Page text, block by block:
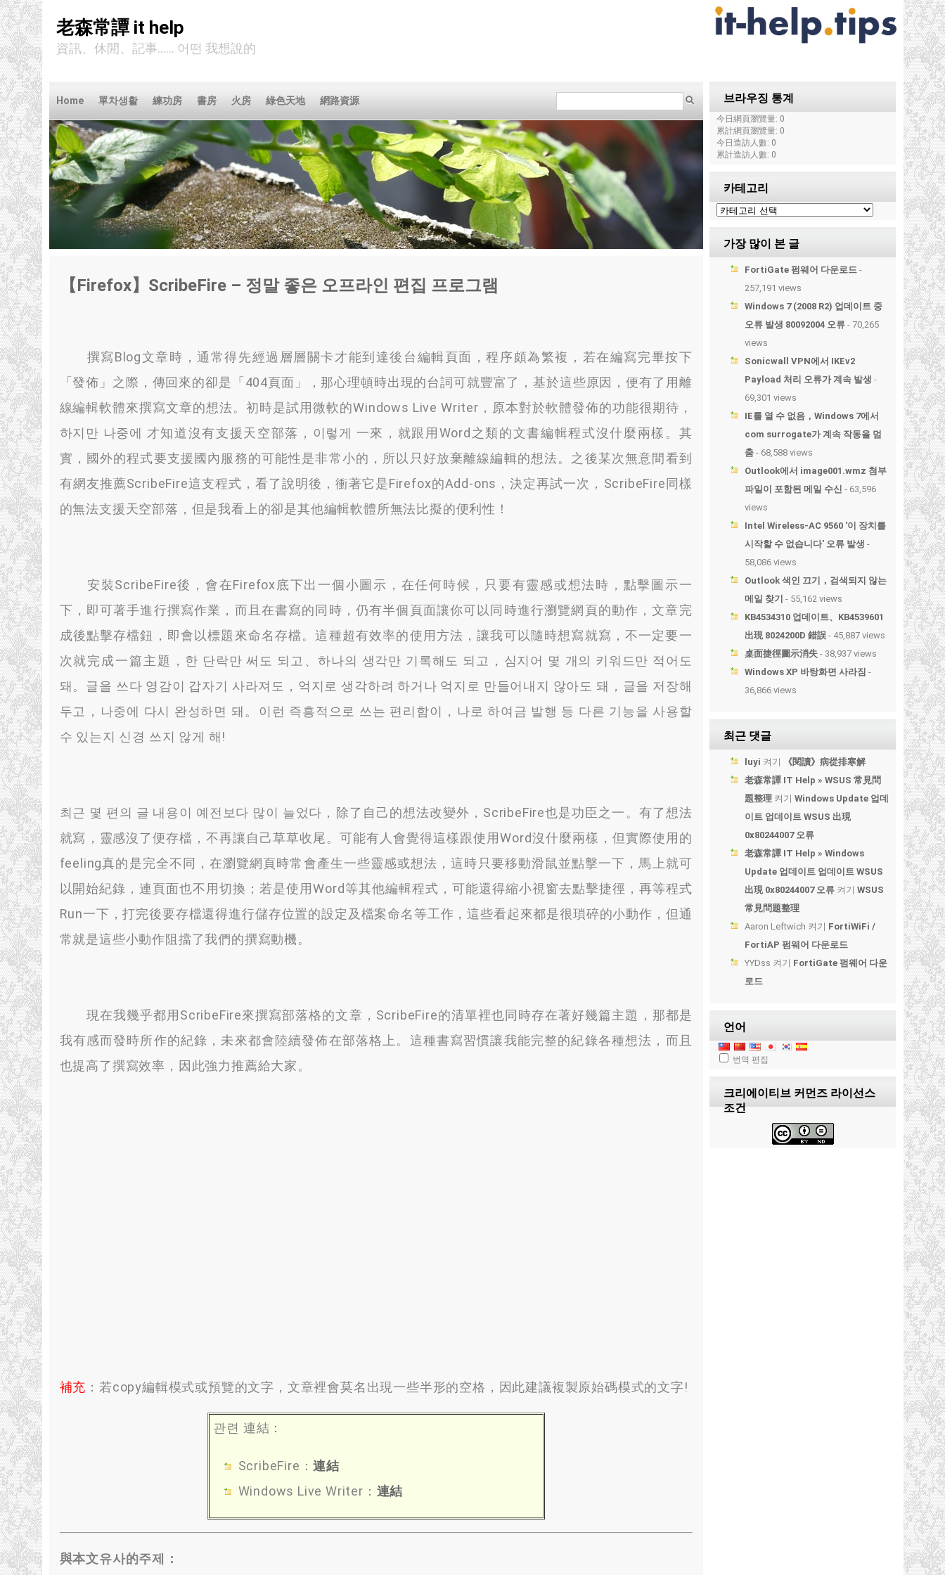
老森常譚 it help
資訊、休閒、記事...... 어떤 我想說的
Home 單차생활 練功房 書房 火房 綠色天地 網路資源
【Firefox】ScribeFire – 정말 좋은 오프라인 편집 프로그램
撰寫Blog文章時 ，通常得先經過層層關卡才能到達後台編輯頁面 ，程序頗為繁複 ， 若在編寫完畢按下
「發佈」之際 ， 傳回來的卻是「404頁面」 ， 那心理頓時出現的台詞可就豐富了 ，基於這些原因 ，便有了用離
線編輯軟體來撰寫文章的想法。初時是試用微軟的Windows Live Writer，原本對於軟體發佈的功能很期待，
하지만 나중에 才知道沒有支援天空部落，이렇게 一來，就跟用Word之類的文書編輯程式沒什麼兩樣。其
實，國外的程式要支援國內服務的可能性是非常小的， 所以只好放棄離線編輯的想法。 之後某次無意間看到
有網友推薦ScribeFire這支程式 ， 看了說明後 ， 衝著它是Firefox的Add-ons ，決定再試一次 ， ScribeFire同樣
的無法支援天空部落 ， 但是我看上的卻是其他編輯軟體所無法比擬的便利性！
安裝ScribeFire後 ， 會在Firefox底下出一個小圖示 ， 在任何時候 ， 只要有靈感或想法時 ， 點擊圖示一
下 ， 即可著手進行撰寫作業 ， 而且在書寫的同時 ， 仍有半個頁面讓你可以同時進行瀏覽網頁的動作 ，文章完
成後點擊存檔鈕 ， 即會以標題來命名存檔。這種超有效率的使用方法 ，讓我可以隨時想寫就寫 ，不一定要一
次就完成一篇主題 ，한 단락만 써도 되고、하나의 생각만 기록해도 되고，심지어 몇 개의 키워드만 적어도
돼。글을 쓰다 영감이 갑자기 사라져도，억지로 생각하려 하거나 억지로 만들어내지 않아도 돼，글을 저장해
두고，나중에 다시 완성하면 돼。이런 즉흥적으로 쓰는 편리함이，나로 하여금 발행 등 다른 기능을 사용할
수 있는지 신경 쓰지 않게 해!
최근 몇 편의 글 내용이 예전보다 많이 늘었다， 除了自己的想法改變外 ， ScribeFire也是功臣之一 。 有了想法
就寫 ， 靈感沒了便存檔 ，不再讓自己草草收尾 。可能有人會覺得這樣跟使用Word沒什麼兩樣 ， 但實際使用的
feeling真的是完全不同 ， 在瀏覽網頁時常會產生一些靈感或想法 ，這時只要移動滑鼠並點擊一下 ， 馬上就可
以開始紀錄 ，連頁面也不用切換 ； 若是使用Word等其他編輯程式 ， 可能還得縮小視窗去點擊捷徑 ， 再等程式
Run一下 ，打完後要存檔還得進行儲存位置的設定及檔案命名等工作 ，這些看起來都是很瑣碎的小動作 ， 但通
常就是這些小動作阻擋了我們的撰寫動機。
現在我幾乎都用ScribeFire來撰寫部落格的文章 ， ScribeFire的清單裡也同時存在著好幾篇主題 ， 那都是
我有感而發時所作的紀錄 ， 未來都會陸續發佈在部落格上 。 這種書寫習慣讓我能完整的紀錄各種想法 ， 而且
也提高了撰寫效率 ， 因此強力推薦給大家。
補充 ： 若copy編輯模式或預覽的文字 ，文章裡會莫名出現一些半形的空格，因此建議複製原始碼模式的文字!
관련 連結：
ScribeFire：連結
Windows Live Writer： 連結
與本文유사的주제：
브라우징 통계
今日網頁瀏覽量: 0
累計網頁瀏覽量: 0
今日造訪人數: 0
累計造訪人數: 0
카테고리
가장 많이 본 글
FortiGate 펌웨어 다운로드 -
257,191 views
Windows 7 (2008 R2) 업데이트 중
오류 발생 80092004 오류 - 70,265
views
Sonicwall VPN에서 IKEv2
Payload 처리 오류가 계속 발생 -
69,301 views
IE를 열 수 없음，Windows 7에서
com surrogate가 계속 작동을 멈
춤 - 68,588 views
Outlook에서 image001.wmz 첨부
파일이 포함된 메일 수신 - 63,596
views
Intel Wireless-AC 9560 '이 장치를
시작할 수 없습니다' 오류 발생 -
58,086 views
Outlook 색인 끄기，검색되지 않는
메일 찾기 - 55,162 views
KB4534310 업데이트、KB4539601
出現 8024200D 錯誤 - 45,887 views
桌面捷徑圖示消失 - 38,937 views
Windows XP 바탕화면 사라짐 -
36,866 views
최근 댓글
luyi 켜기
《閱讀》病從排寒解
老森常譚 IT Help » WSUS 常見問
題整理 켜기 Windows Update 업데
이트 업데이트 WSUS 出現
0x80244007 오류
老森常譚 IT Help » Windows
Update 업데이트 업데이트 WSUS
出現 0x80244007 오류 켜기 WSUS
常見問題整理
Aaron Leftwich 켜기 FortiWiFi /
FortiAP 펌웨어 다운로드
YYDss 켜기 FortiGate 펌웨어 다운
로드
언어
번역 편집
크리에이티브 커먼즈 라이선스
조건